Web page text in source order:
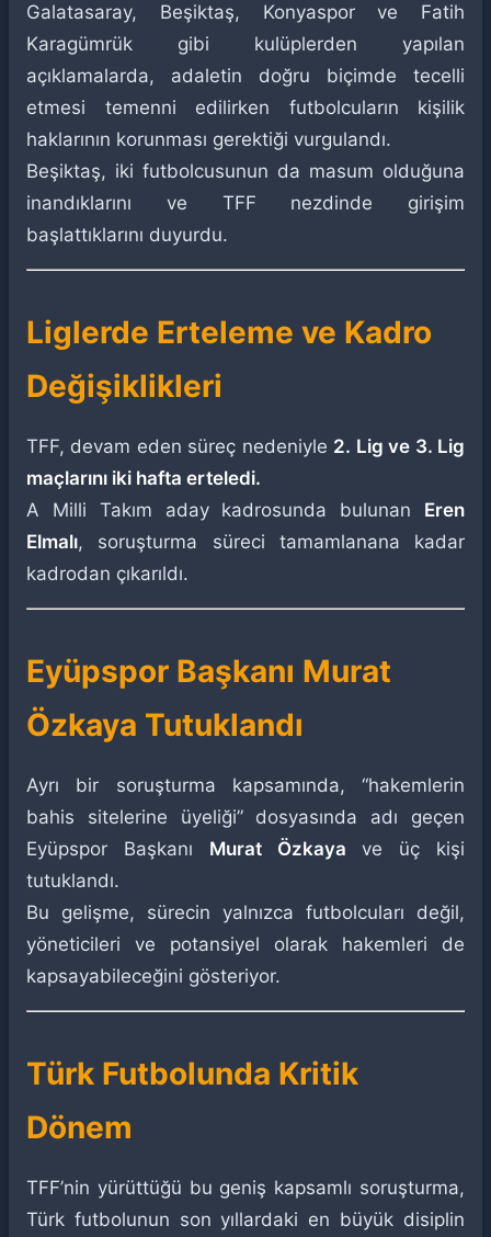
Galatasaray, Beşiktaş, Konyaspor ve Fatih
Karagümrük gibi kulüplerden yapılan
açıklamalarda, adaletin doğru biçimde tecelli
etmesi temenni edilirken futbolcuların kişilik
haklarının korunması gerektiği vurgulandı.
Beşiktaş, iki futbolcusunun da masum olduğuna
inandıklarını ve TFF nezdinde girişim
başlattıklarını duyurdu.
Liglerde Erteleme ve Kadro
Değişiklikleri
TFF, devam eden süreç nedeniyle 2. Lig ve 3. Lig
maçlarını iki hafta erteledi.
A Milli Takım aday kadrosunda bulunan Eren
Elmalı, soruşturma süreci tamamlanana kadar
kadrodan çıkarıldı.
Eyüpspor Başkanı Murat
Özkaya Tutuklandı
Ayrı bir soruşturma kapsamında, “hakemlerin
bahis sitelerine üyeliği” dosyasında adı geçen
Eyüpspor Başkanı Murat Özkaya ve üç kişi
tutuklandı.
Bu gelişme, sürecin yalnızca futbolcuları değil,
yöneticileri ve potansiyel olarak hakemleri de
kapsayabileceğini gösteriyor.
Türk Futbolunda Kritik
Dönem
TFF’nin yürüttüğü bu geniş kapsamlı soruşturma,
Türk futbolunun son yıllardaki en büyük disiplin